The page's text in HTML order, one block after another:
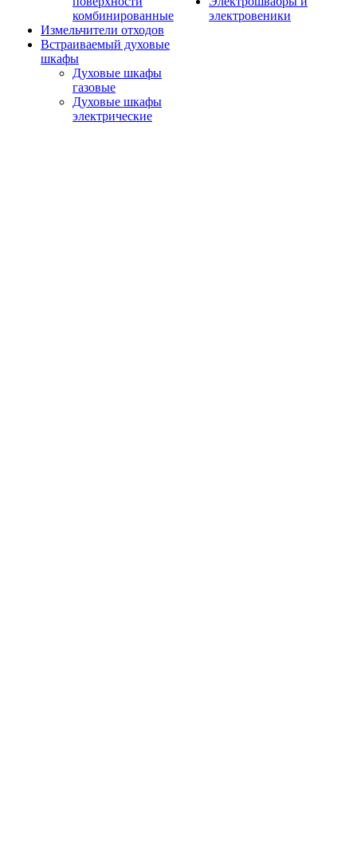
комбинированные
Измельчители отходов
Встраиваемый духовые
шкафы
Духовые шкафы
газовые
Духовые шкафы
электрические
электровеники